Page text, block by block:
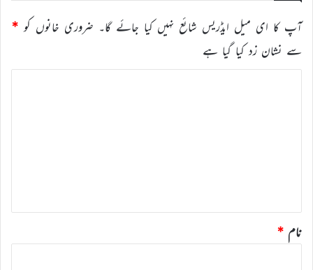
آپ کا ای میل ایڈریس شائع نہیں کیا جائے گا۔ ضروری خانوں کو *
سے نشان زد کیا گیا ہے
نام *